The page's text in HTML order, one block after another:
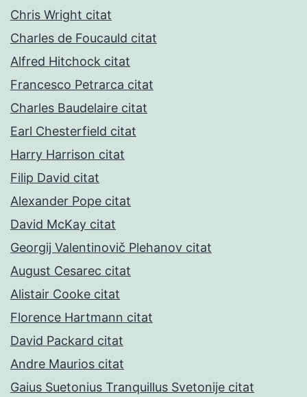
Chris Wright citat
Charles de Foucauld citat
Alfred Hitchock citat
Francesco Petrarca citat
Charles Baudelaire citat
Earl Chesterfield citat
Harry Harrison citat
Filip David citat
Alexander Pope citat
David McKay citat
Georgij Valentinovič Plehanov citat
August Cesarec citat
Alistair Cooke citat
Florence Hartmann citat
David Packard citat
Andre Maurios citat
Gaius Suetonius Tranquillus Svetonije citat